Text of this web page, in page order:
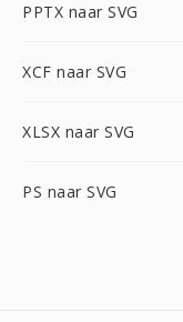
PPTX naar SVG
XCF naar SVG
XLSX naar SVG
PS naar SVG